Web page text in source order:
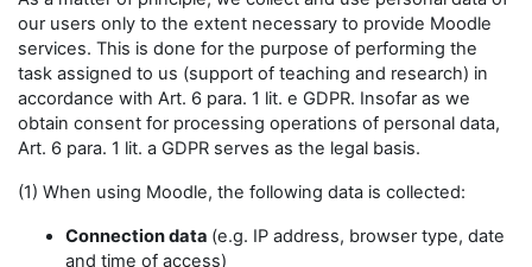
our users only to the extent necessary to provide Moodle
services. This is done for the purpose of performing the
task assigned to us (support of teaching and research) in
accordance with Art. 6 para. 1 lit. e GDPR. Insofar as we
obtain consent for processing operations of personal data,
Art. 6 para. 1 lit. a GDPR serves as the legal basis.
(1) When using Moodle, the following data is collected:
Connection data (e.g. IP address, browser type, date
and time of access)